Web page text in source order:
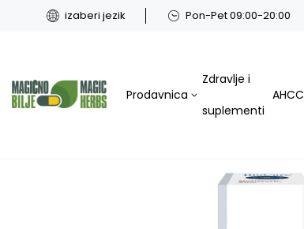
izaberi jezik Pon-Pet 09:00-20:00
Prodavnica
Zdravlje i
suplementi
AHCC